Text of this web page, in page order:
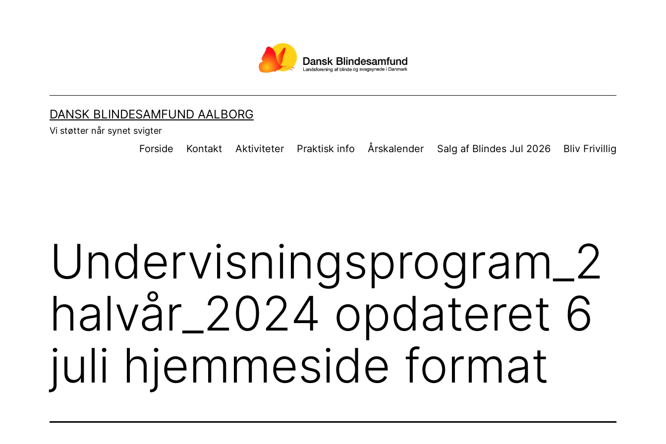
DANSK BLINDESAMFUND AALBORG
Vi støtter når synet svigter
Forside Kontakt Aktiviteter Praktisk info Årskalender Salg af Blindes Jul 2026 Bliv Frivillig
Undervisningsprogram_2
halvår_2024 opdateret 6
juli hjemmeside format